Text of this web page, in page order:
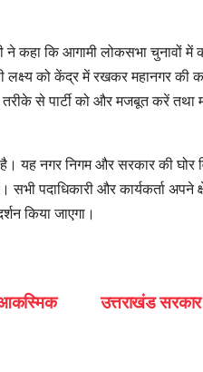
कहा कि आगामी लोकसभा चुनावों में
को केंद्र में रखकर महानगर की
तरीके से पार्टी को और मजबूत करें
यह नगर निगम और सरकार की
पदाधिकारी और कार्यकर्ता अपने
किया जाएगा।
उत्तराखंड
आकस्मिक